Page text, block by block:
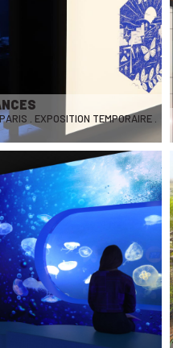
. EXPOSITION TEMPORAIRE .